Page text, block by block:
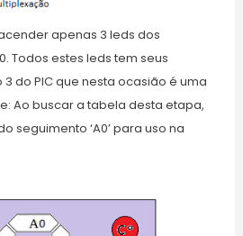
apenas 3 leds dos
Todos estes leds tem seus
do PIC que nesta ocasião é uma
Ao buscar a tabela desta etapa,
seguimento ‘A0’ para uso na